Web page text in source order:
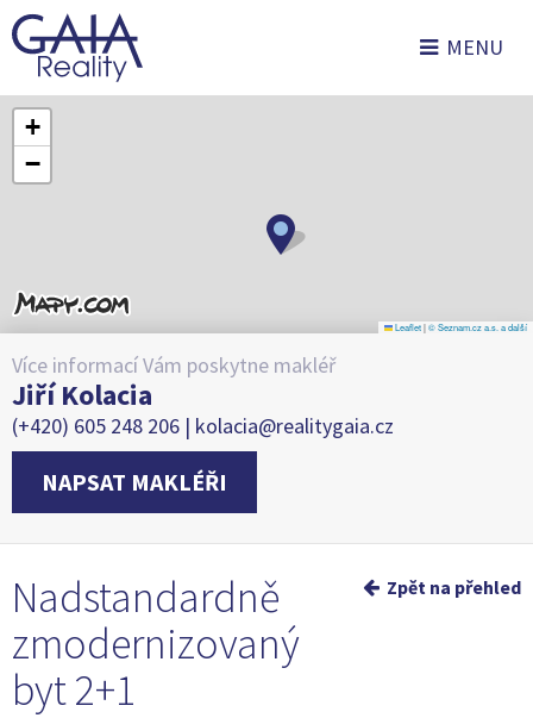
MENU
+
−
Leaflet|© Seznam.cz a.s. a další
Více informací Vám poskytne makléř
Jiří Kolacia
(+420) 605 248 206 | kolacia@realitygaia.cz
NAPSAT MAKLÉŘI
Zpět na přehled
Nadstandardně
zmodernizovaný
byt 2+1